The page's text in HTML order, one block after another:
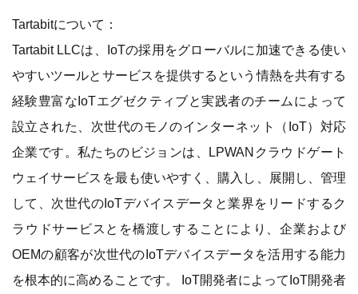
Tartabitについて：
Tartabit LLCは、IoTの採用をグローバルに加速できる使い
やすいツールとサービスを提供するという情熱を共有する
経験豊富なIoTエグゼクティブと実践者のチームによって
設立された、次世代のモノのインターネット（IoT）対応
企業です。私たちのビジョンは、LPWANクラウドゲート
ウェイサービスを最も使いやすく、購入し、展開し、管理
して、次世代のIoTデバイスデータと業界をリードするク
ラウドサービスとを橋渡しすることにより、企業および
OEMの顧客が次世代のIoTデバイスデータを活用する能力
を根本的に高めることです。 IoT開発者によってIoT開発者